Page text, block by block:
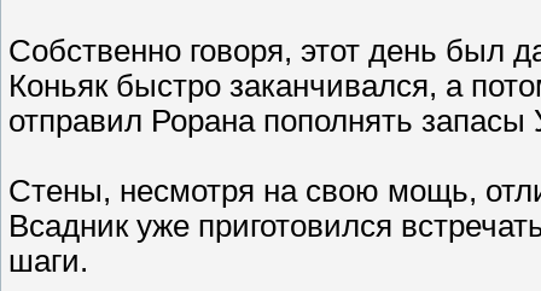
Собственно говоря, этот день был
Коньяк быстро заканчивался, а
отправил Рорана пополнять запасы
Стены, несмотря на свою мощь,
Всадник уже приготовился
шаги.